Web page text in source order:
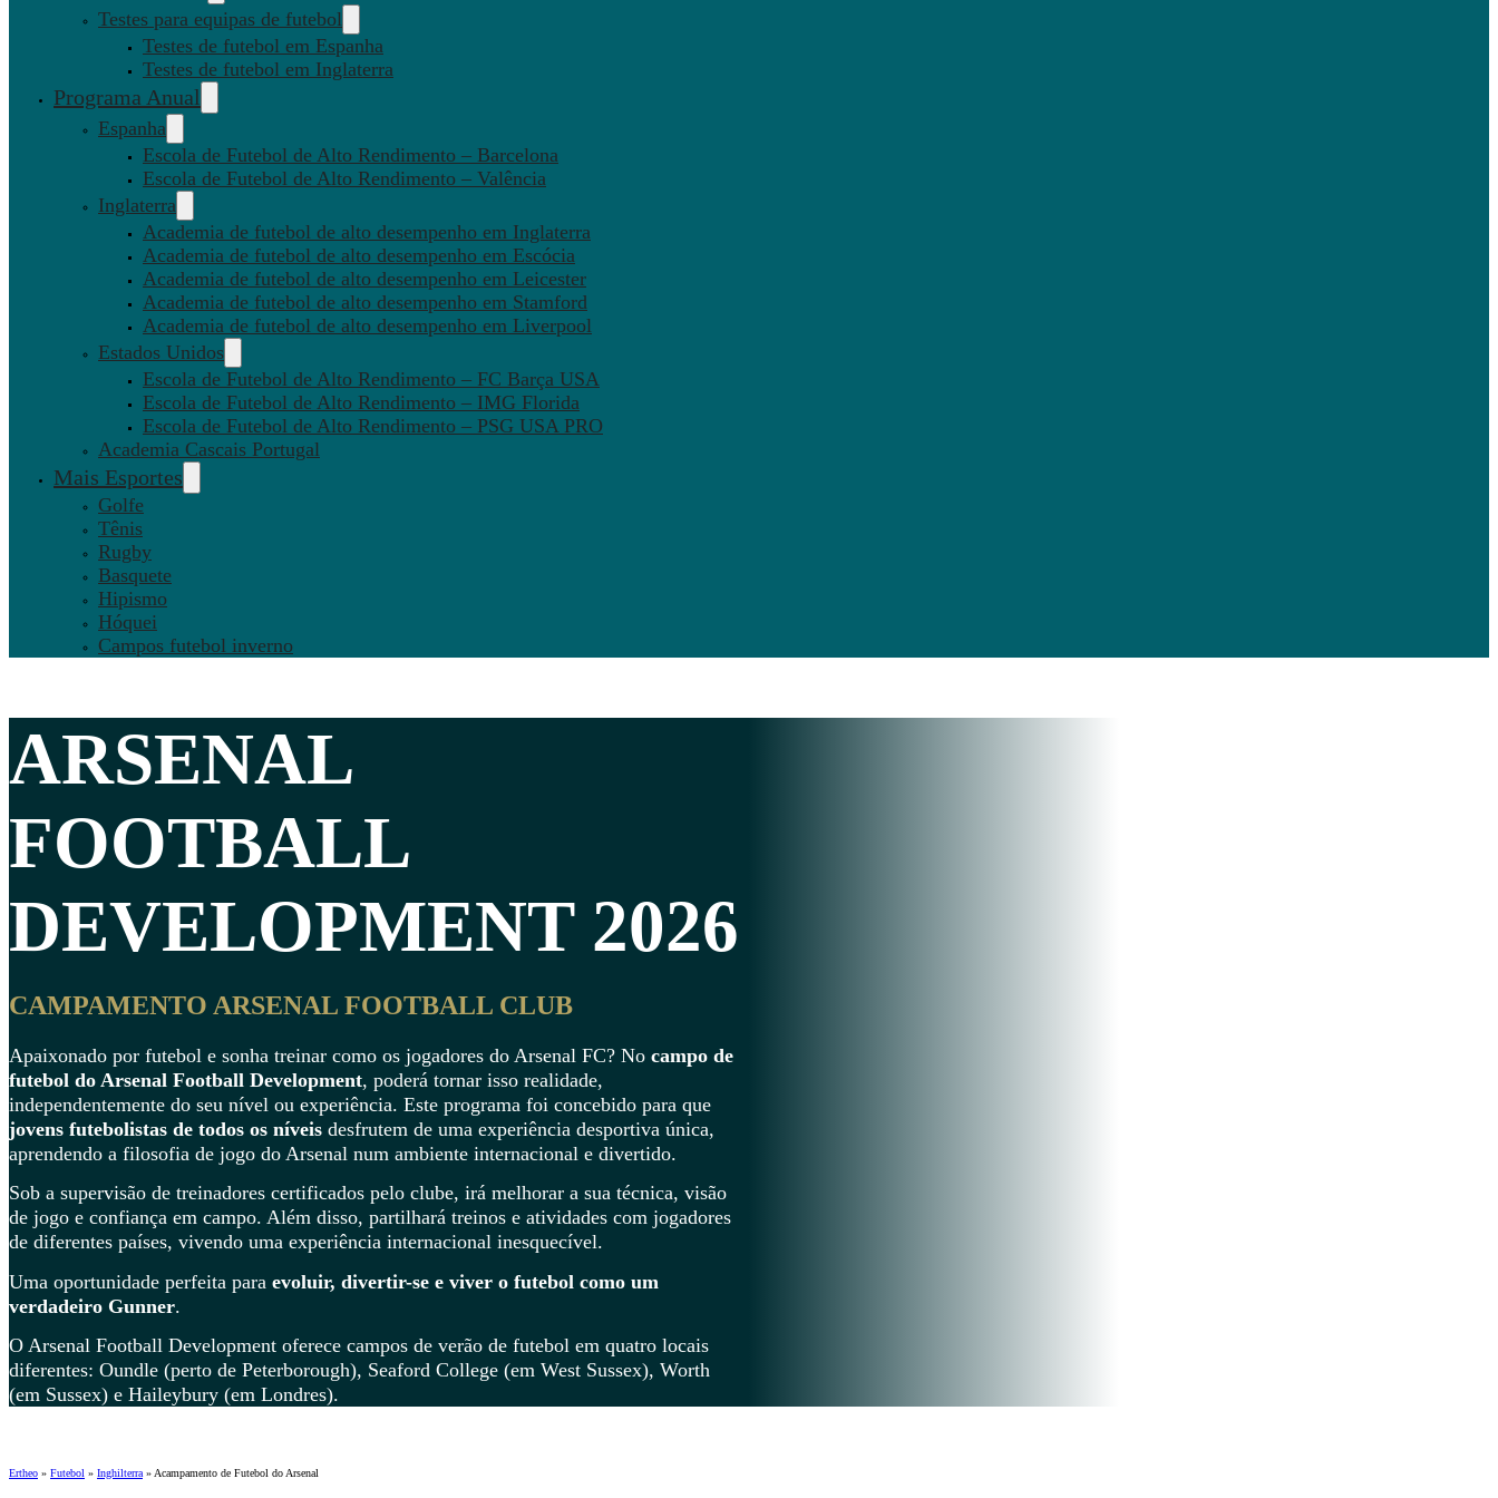
Testes para equipas de futebol
Testes de futebol em Espanha
Testes de futebol em Inglaterra
Programa Anual
Espanha
Escola de Futebol de Alto Rendimento – Barcelona
Escola de Futebol de Alto Rendimento – Valência
Inglaterra
Academia de futebol de alto desempenho em Inglaterra
Academia de futebol de alto desempenho em Escócia
Academia de futebol de alto desempenho em Leicester
Academia de futebol de alto desempenho em Stamford
Academia de futebol de alto desempenho em Liverpool
Estados Unidos
Escola de Futebol de Alto Rendimento – FC Barça USA
Escola de Futebol de Alto Rendimento – IMG Florida
Escola de Futebol de Alto Rendimento – PSG USA PRO
Academia Cascais Portugal
Mais Esportes
Golfe
Tênis
Rugby
Basquete
Hipismo
Hóquei
Campos futebol inverno
ARSENAL
FOOTBALL
DEVELOPMENT 2026
CAMPAMENTO ARSENAL FOOTBALL CLUB
Apaixonado por futebol e sonha treinar como os jogadores do Arsenal FC? No campo de
futebol do Arsenal Football Development, poderá tornar isso realidade,
independentemente do seu nível ou experiência. Este programa foi concebido para que
jovens futebolistas de todos os níveis desfrutem de uma experiência desportiva única,
aprendendo a filosofia de jogo do Arsenal num ambiente internacional e divertido.
Sob a supervisão de treinadores certificados pelo clube, irá melhorar a sua técnica, visão
de jogo e confiança em campo. Além disso, partilhará treinos e atividades com jogadores
de diferentes países, vivendo uma experiência internacional inesquecível.
Uma oportunidade perfeita para evoluir, divertir-se e viver o futebol como um
verdadeiro Gunner.
O Arsenal Football Development oferece campos de verão de futebol em quatro locais
diferentes: Oundle (perto de Peterborough), Seaford College (em West Sussex), Worth
(em Sussex) e Haileybury (em Londres).
Ertheo » Futebol » Inghilterra » Acampamento de Futebol do Arsenal